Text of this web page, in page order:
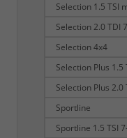
Selection 1.5 TSI
Selection 2.0 TDI
Selection 4x4
Selection Plus 1.5
Selection Plus 2.0
Sportline
Sportline 1.5 TSI